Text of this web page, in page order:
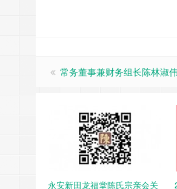
常务董事兼财务组长陈林淑
永安新田龙福堂陈氏宗亲会关